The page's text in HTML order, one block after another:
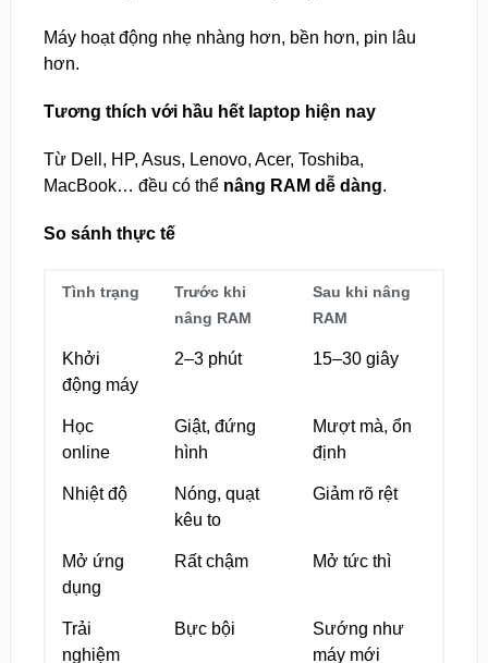
Máy hoạt động nhẹ nhàng hơn, bền hơn, pin lâu
hơn.
Tương thích với hầu hết laptop hiện nay
Từ Dell, HP, Asus, Lenovo, Acer, Toshiba,
MacBook… đều có thể nâng RAM dễ dàng.
So sánh thực tế
Tình trạng
Trước khi
nâng RAM
Sau khi nâng
RAM
Khởi
động máy
2–3 phút 15–30 giây
Học
online
Giật, đứng
hình
Mượt mà, ổn
định
Nhiệt độ
Nóng, quạt
kêu to
Giảm rõ rệt
Mở ứng
dụng
Rất chậm Mở tức thì
Trải
nghiệm
Bực bội
Sướng như
máy mới